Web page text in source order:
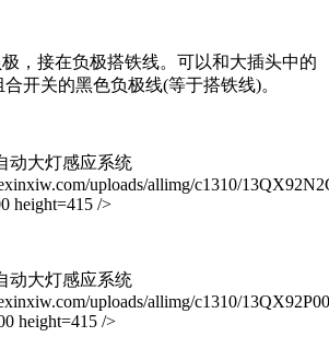
接在负极搭铁线。可以和大插头中的
开关的黑色负极线(等于搭铁线)。
动大灯感应系统
uploads/allimg/c1310/
height=415 />
动大灯感应系统
uploads/allimg/c1310/
height=415 />